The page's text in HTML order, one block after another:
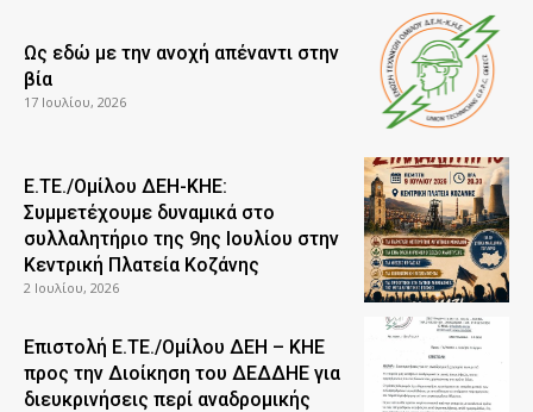
Ως εδώ με την ανοχή απέναντι στην
βία
17 Ιουλίου, 2026
Ε.ΤΕ./Ομίλου ΔΕΗ-ΚΗΕ:
Συμμετέχουμε δυναμικά στο
συλλαλητήριο της 9ης Ιουλίου στην
Κεντρική Πλατεία Κοζάνης
2 Ιουλίου, 2026
Επιστολή Ε.ΤΕ./Ομίλου ΔΕΗ – ΚΗΕ
προς την Διοίκηση του ΔΕΔΔΗΕ για
διευκρινήσεις περί αναδρομικής